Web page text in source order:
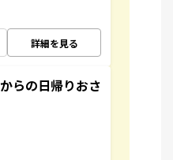
詳細を見る
らの日帰りおさ